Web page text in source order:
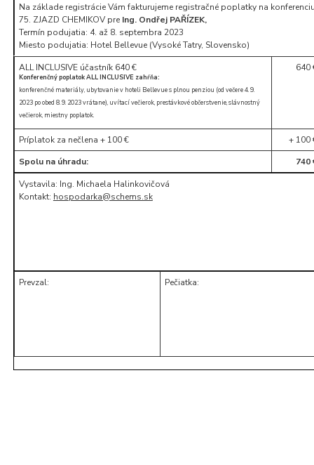
Na základe registrácie Vám fakturujeme registračné poplatky na
75. ZJAZD CHEMIKOV pre Ing. Ondřej PAŘÍZEK,
Termín podujatia: 4. až 8. septembra 2023
Miesto podujatia: Hotel Bellevue (Vysoké Tatry, Slovensko)
ALL INCLUSIVE účastník 640 €
Konferenčný poplatok ALL INCLUSIVE zahŕňa:
konferenčné materiály, ubytovanie v hoteli Bellevue s plnou penziou (od večere 4. 9.
2023 po obed 8. 9. 2023 vrátane), uvítací večierok, prestávkové občerstvenie, slávnostný
večierok, miestny poplatok.
640
Príplatok za nečlena + 100 €
+ 100
Spolu na úhradu:
740
Vystavila: Ing. Michaela Halinkovičová
Kontakt: hospodarka@schems.sk
Prevzal: Pečiatka: